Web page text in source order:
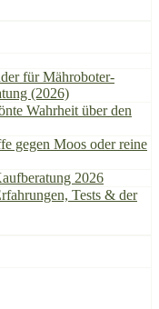
für Mähroboter-
(2026)
Wahrheit über den
gegen Moos oder reine
2026
Tests & der